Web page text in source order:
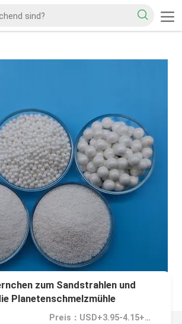
zum Sandstrahlen und
Planetenschmelzmühle
Preis：USD+3.95-4.15+Kg